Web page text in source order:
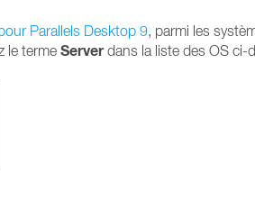
Parallels Desktop 9, parmi les
le terme Serverdans la liste des OS ci-